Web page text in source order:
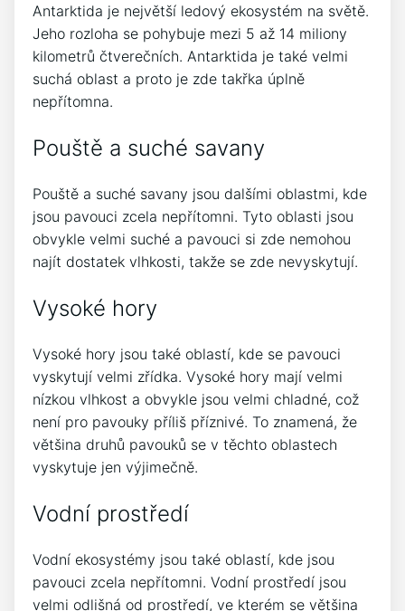
Antarktida je největší ledový ekosystém na světě.
Jeho rozloha se pohybuje mezi 5 až 14 miliony
kilometrů čtverečních. Antarktida je také velmi
suchá oblast a proto je zde takřka úplně
nepřítomna.
Pouště a suché savany
Pouště a suché savany jsou dalšími oblastmi, kde
jsou pavouci zcela nepřítomni. Tyto oblasti jsou
obvykle velmi suché a pavouci si zde nemohou
najít dostatek vlhkosti, takže se zde nevyskytují.
Vysoké hory
Vysoké hory jsou také oblastí, kde se pavouci
vyskytují velmi zřídka. Vysoké hory mají velmi
nízkou vlhkost a obvykle jsou velmi chladné, což
není pro pavouky příliš příznivé. To znamená, že
většina druhů pavouků se v těchto oblastech
vyskytuje jen výjimečně.
Vodní prostředí
Vodní ekosystémy jsou také oblastí, kde jsou
pavouci zcela nepřítomni. Vodní prostředí jsou
velmi odlišná od prostředí, ve kterém se většina